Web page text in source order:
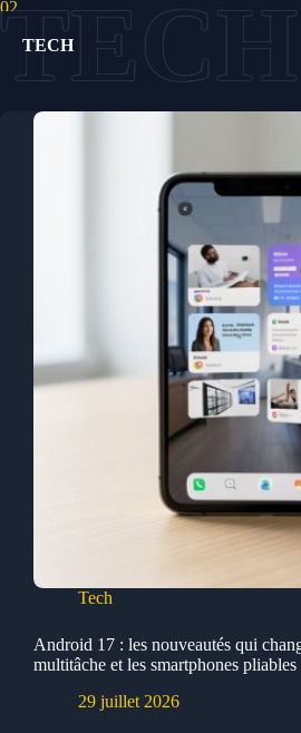
02.
TECH
Tech
Android 17 : les nouveautés qui
multitâche et les smartphones pliables
29 juillet 2026